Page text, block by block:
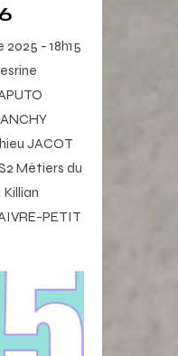
- 18h15
JACOT
Métiers du
PETIT